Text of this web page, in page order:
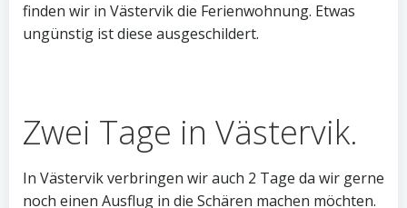
finden wir in Västervik die Ferienwohnung. Etwas
ungünstig ist diese ausgeschildert.
Zwei Tage in Västervik.
In Västervik verbringen wir auch 2 Tage da wir gerne
noch einen Ausflug in die Schären machen möchten.